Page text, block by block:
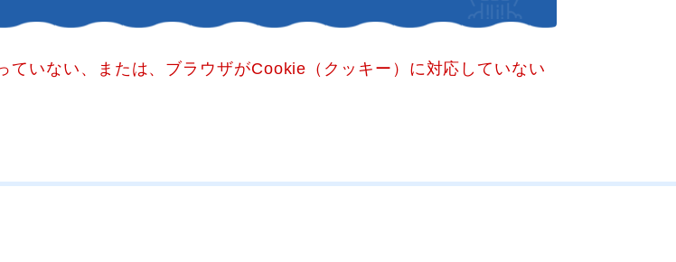
いない、または、ブラウザがCookie（クッキー）に対応していない